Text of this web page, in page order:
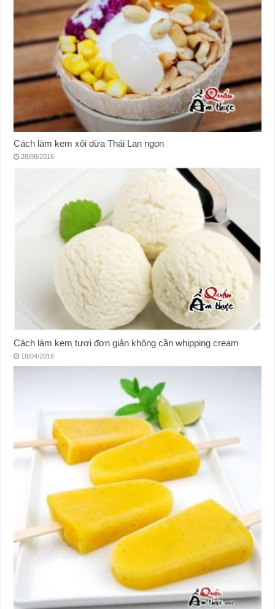
Cách làm kem xôi dừa Thái Lan ngon
28/08/2016
Cách làm kem tươi đơn giản không cần whipping cream
18/04/2016